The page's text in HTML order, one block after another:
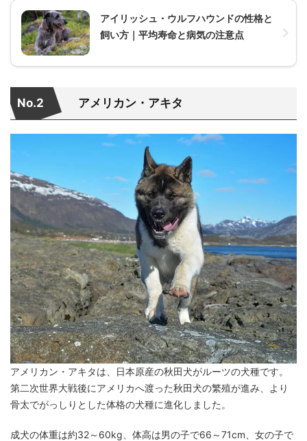
アイリッシュ・ウルフハウンドの性格と
飼い方｜平均寿命と病気の注意点
No.2 アメリカン・アキタ
アメリカン・アキタは、日本原産の秋田犬がルーツの犬種です。
第二次世界大戦後にアメリカへ渡った秋田犬の繁殖が進み、より
骨太でがっしりとした体格の犬種に進化しました。
成犬の体重は約32～60kg、体高は男の子で66～71cm、女の子で